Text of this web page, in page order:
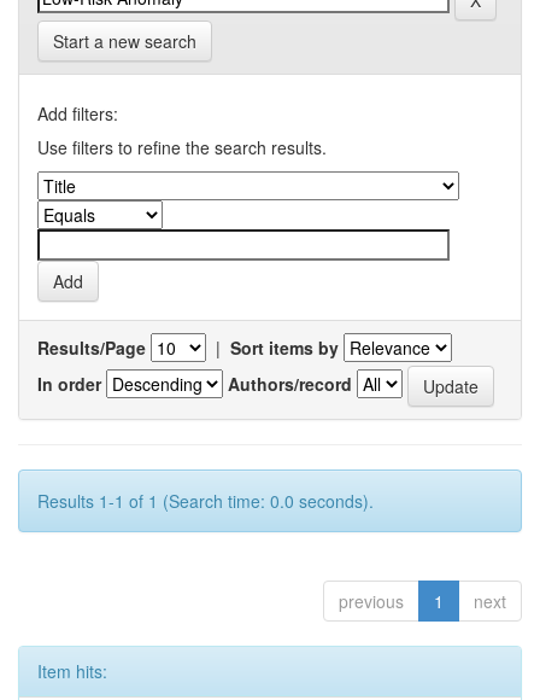
Start a new search
Add filters:
Use filters to refine the search results.
Results/Page | Sort items by
In order
Authors/record
Results 1-1 of 1 (Search time: 0.0 seconds).
previous 1 next
Item hits: